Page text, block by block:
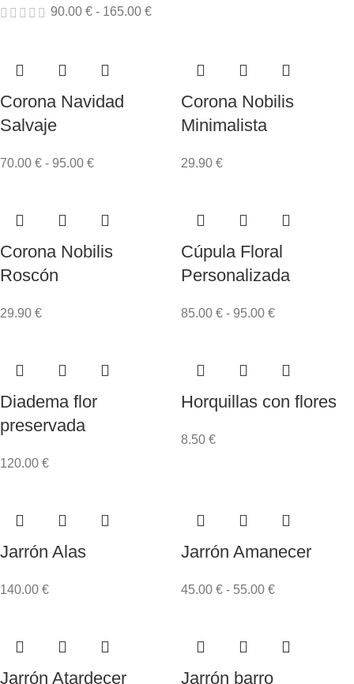
90.00 € - 165.00 €
Corona Navidad
Salvaje
70.00 € - 95.00 €
Corona Nobilis
Minimalista
29.90 €
Corona Nobilis
Roscón
29.90 €
Cúpula Floral
Personalizada
85.00 € - 95.00 €
Diadema flor
preservada
120.00 €
Horquillas con flores
8.50 €
Jarrón Alas
140.00 €
Jarrón Amanecer
45.00 € - 55.00 €
Jarrón Atardecer Jarrón barro